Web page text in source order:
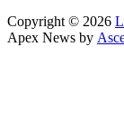
Copyright © 2026
Apex News by